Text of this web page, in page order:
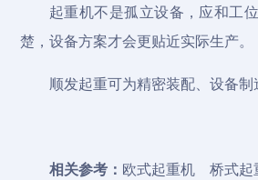
起重机不是孤立设备，应和工
楚，设备方案才会更贴近实际生产。
顺发起重可为精密装配、设备
相关参考： 欧式起重机 桥式起